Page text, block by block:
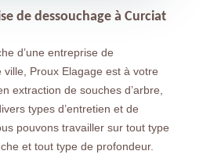
de dessouchage à Curciat
d’une entreprise de
Proux Elagage est à votre
extraction de souches d’arbre,
types d’entretien et de
pouvons travailler sur tout type
et tout type de profondeur.